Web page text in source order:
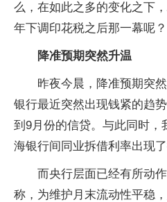
么，在如此之多的变化之下
年下调印花税之后那一幕呢？
降准预期突然升温
昨夜今晨，降准预期突
银行最近突然出现钱紧的趋
到9月份的信贷。与此同时，
海银行间同业拆借利率出现
而央行层面已经有所动
称，为维护月末流动性平稳